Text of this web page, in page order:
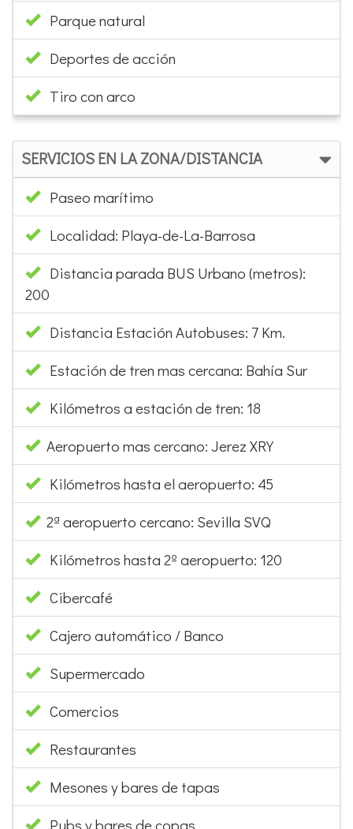
Parque natural
Deportes de acción
Tiro con arco
SERVICIOS EN LA ZONA/DISTANCIA
Paseo marítimo
Localidad: Playa-de-La-Barrosa
Distancia parada BUS Urbano (metros):
200
Distancia Estación Autobuses: 7 Km.
Estación de tren mas cercana: Bahía Sur
Kilómetros a estación de tren: 18
Aeropuerto mas cercano: Jerez XRY
Kilómetros hasta el aeropuerto: 45
2ª aeropuerto cercano: Sevilla SVQ
Kilómetros hasta 2º aeropuerto: 120
Cibercafé
Cajero automático / Banco
Supermercado
Comercios
Restaurantes
Mesones y bares de tapas
Pubs y bares de copas